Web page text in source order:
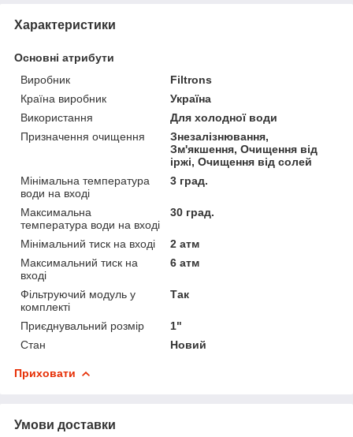
Характеристики
Основні атрибути
Виробник
Filtrons
Країна виробник
Україна
Використання
Для холодної води
Призначення очищення
Знезалізнювання,
Зм'якшення, Очищення від
іржі, Очищення від солей
Мінімальна температура
води на вході
3 град.
Максимальна
температура води на вході
30 град.
Мінімальний тиск на вході
2 атм
Максимальний тиск на
вході
6 атм
Фільтруючий модуль у
комплекті
Так
Приєднувальний розмір
1"
Стан
Новий
Приховати
Умови доставки